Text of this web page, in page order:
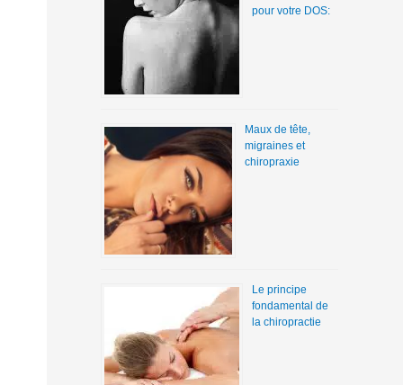
pour votre DOS:
Maux de tête,
migraines et
chiropraxie
Le principe
fondamental de
la chiropractie